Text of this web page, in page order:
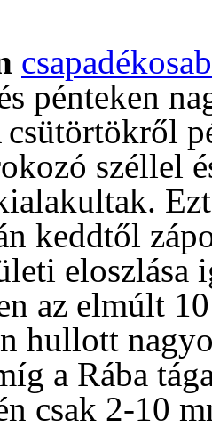
pénteken
csütörtökről
széllel
keddtől
eloszlása
az elmúlt
hullott
a Rába
csak 2-10